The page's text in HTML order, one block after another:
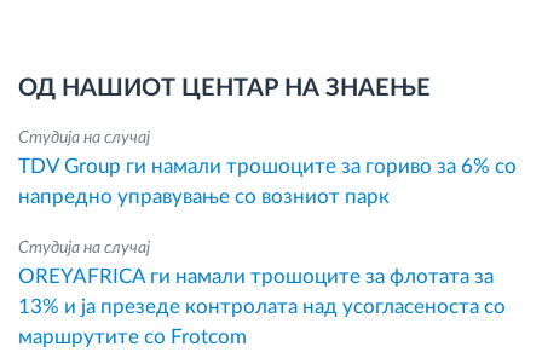
ОД НАШИОТ ЦЕНТАР НА ЗНАЕЊЕ
Студија на случај
TDV Group ги намали трошоците за гориво за 6% со
напредно управување со возниот парк
Студија на случај
OREYAFRICA ги намали трошоците за флотата за
13% и ја презеде контролата над усогласеноста со
маршрутите со Frotcom